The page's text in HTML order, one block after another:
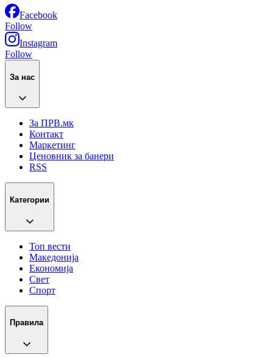
Facebook
Follow
Instagram
Follow
За нас
За ПРВ.мк
Контакт
Маркетинг
Ценовник за банери
RSS
Категории
Топ вести
Македонија
Економија
Свет
Спорт
Правила